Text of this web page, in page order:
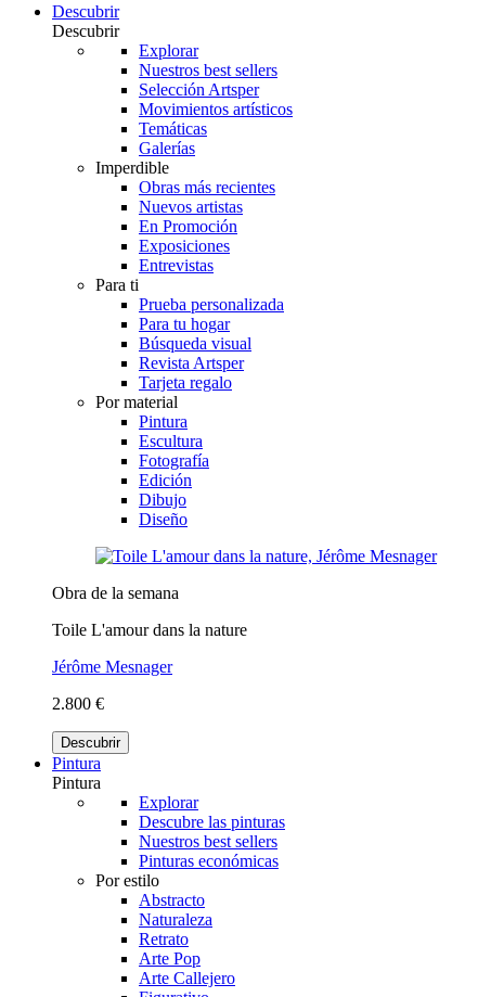
Descubrir
Descubrir
Explorar
Nuestros best sellers
Selección Artsper
Movimientos artísticos
Temáticas
Galerías
Imperdible
Obras más recientes
Nuevos artistas
En Promoción
Exposiciones
Entrevistas
Para ti
Prueba personalizada
Para tu hogar
Búsqueda visual
Revista Artsper
Tarjeta regalo
Por material
Pintura
Escultura
Fotografía
Edición
Dibujo
Diseño
Obra de la semana
Toile L'amour dans la nature
Jérôme Mesnager
2.800 €
Descubrir
Pintura
Pintura
Explorar
Descubre las pinturas
Nuestros best sellers
Pinturas económicas
Por estilo
Abstracto
Naturaleza
Retrato
Arte Pop
Arte Callejero